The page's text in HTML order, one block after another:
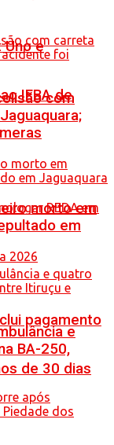
Uno e
IFBA de
pagamento
de 30 dias
com
morto em
em
e
BA-250,